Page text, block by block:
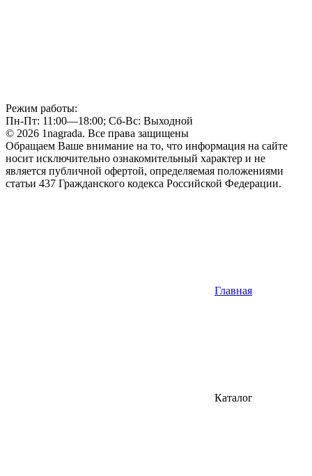
Режим работы:
Пн-Пт: 11:00—18:00; Сб-Вс: Выходной
© 2026 1nagrada. Все права защищены
Обращаем Ваше внимание на то, что информация на сайте
носит исключительно ознакомительный характер и не
является публичной офертой, определяемая положениями
статьи 437 Гражданского кодекса Российской Федерации.
Главная
Каталог